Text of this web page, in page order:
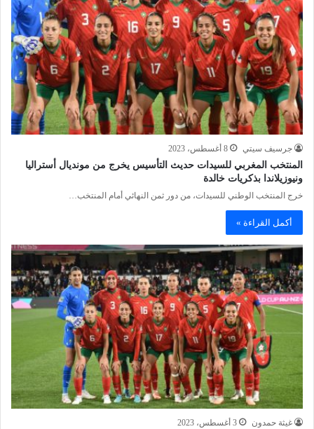
جرسيف سيتي 8 أغسطس، 2023
المنتخب المغربي للسيدات حديث التأسيس يخرج من مونديال أستراليا
ونيوزيلاندا بذكريات خالدة
خرج المنتخب الوطني للسيدات، من دور ثمن النهائي أمام المنتخب…
أكمل القراءة »
غيثة حمدون 3 أغسطس، 2023